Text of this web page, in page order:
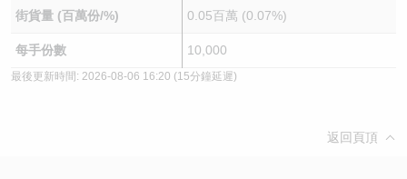
街貨量 (百萬份/%) 0.05百萬 (0.07%)
每手份數 10,000
最後更新時間: 2026-08-06 16:20 (15分鐘延遲)
返回頁頂